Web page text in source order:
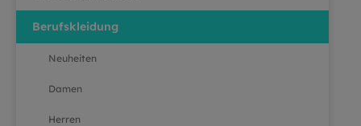
Berufskleidung
Neuheiten
Damen
Herren